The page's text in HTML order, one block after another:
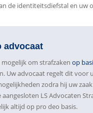
de identiteitsdiefstal en uw
advocaat
mogelijk om strafzaken op
Uw advocaat regelt dit voor
zodra hij uw
aangesloten LS Advocaten
altijd op pro deo basis.